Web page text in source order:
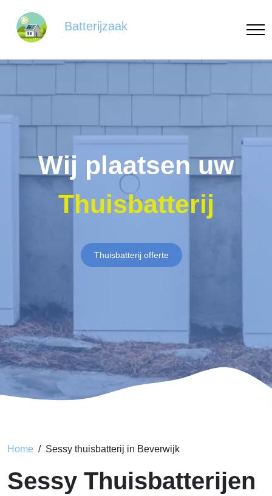
Batterijzaak
Wij plaatsen uw
Thuisbatterij
Thuisbatterij offerte
Home Sessy thuisbatterij in Beverwijk
Sessy Thuisbatterijen